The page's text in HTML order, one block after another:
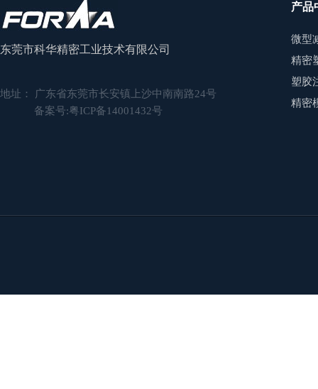
东莞市科华精密工业技术有限公司
地址： 广东省东莞市长安镇上沙中南南路24号
备案号:粤ICP备14001432号
产品
微型
精密
塑胶
精密